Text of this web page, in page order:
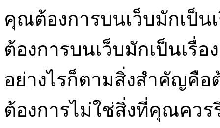
คุณต้องการบนเว็บมักเป็น
ต้องการบนเว็บมักเป็นเรื่
อย่างไรก็ตามสิ่งสำคัญคื
ต้องการไม่ใช่สิ่งที่คุณควร